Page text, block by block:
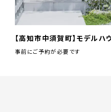
【高知市中須賀町】モデルハ
事前にご予約が必要です